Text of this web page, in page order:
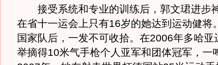
接受系统和专业的训练后，郭文珺进步
在省十一运会上只有16岁的她达到运动健将
国家队后，一发不可收拾。在2006年多哈亚
举摘得10米气手枪个人亚军和团体冠军，一